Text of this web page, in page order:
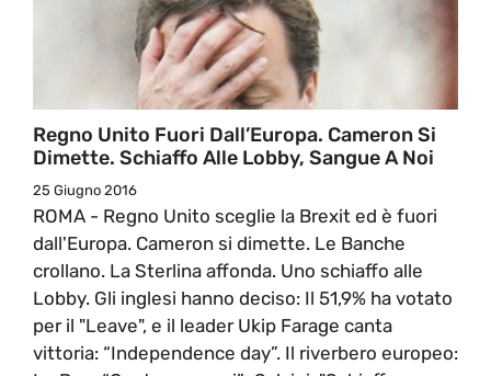
Regno Unito Fuori Dall’Europa. Cameron Si
Dimette. Schiaffo Alle Lobby, Sangue A Noi
25 Giugno 2016
ROMA - Regno Unito sceglie la Brexit ed è fuori
dall'Europa. Cameron si dimette. Le Banche
crollano. La Sterlina affonda. Uno schiaffo alle
Lobby. Gli inglesi hanno deciso: Il 51,9% ha votato
per il "Leave", e il leader Ukip Farage canta
vittoria: “Independence day”. Il riverbero europeo: